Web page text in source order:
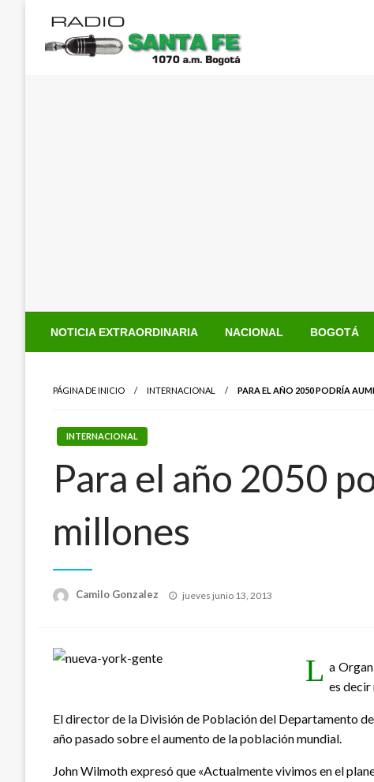
contenido
NOTICIA EXTRAORDINARIA NACIONAL BOGOTÁ
PÁGINA DE INICIO INTERNACIONAL PARA EL AÑO 2050 PODRÍA
INTERNACIONAL
Para el año 2050
millones
Camilo Gonzalez
Publicado
jueves junio 13, 2013
L a
es decir
El director de la División de Población del Departamento
año pasado sobre el aumento de la población mundial.
John Wilmoth expresó que «Actualmente vivimos en el